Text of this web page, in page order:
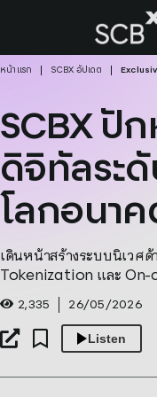
content
ปักหมุดผู้นำโคร
หน้าแรก SCBX อัปเดต
SCBX ปั
ดิจิทัลระ
โลกอนาค
เดินหน้าสร้างระบบนิเวศ
Tokenization และ On-
2,335 26/05/2026
Listen